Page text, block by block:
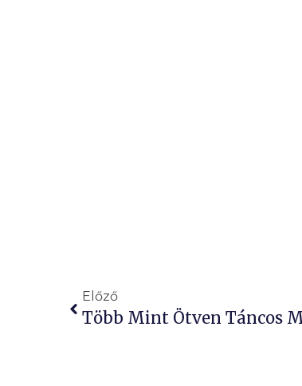
Előző